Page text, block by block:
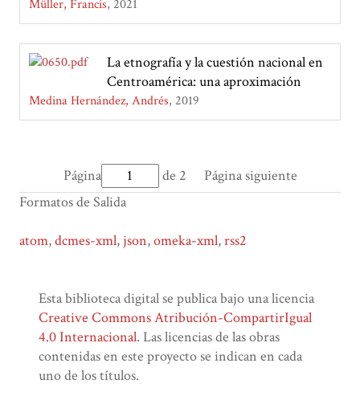
Müller, Francis 2021
La etnografía y la cuestión nacional en
Centroamérica: una aproximación
Medina Hernández, Andrés 2019
Página de 2
Página siguiente
Formatos de Salida
atom,dcmes-xml, json,omeka-xml,rss2
Esta biblioteca digital se publica bajo una licencia
Creative Commons Atribución-CompartirIgual
4.0 Internacional. Las licencias de las obras
contenidas en este proyecto se indican en cada
uno de los títulos.